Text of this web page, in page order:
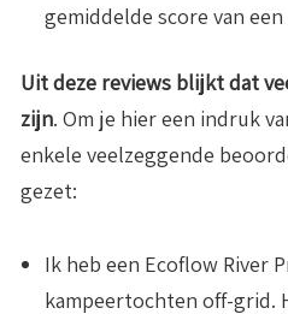
gemiddelde score van
Uit deze reviews blijkt dat
zijn. Om je hier een indruk
enkele veelzeggende
gezet:
Ik heb een Ecoflow River
kampeertochten off-grid.